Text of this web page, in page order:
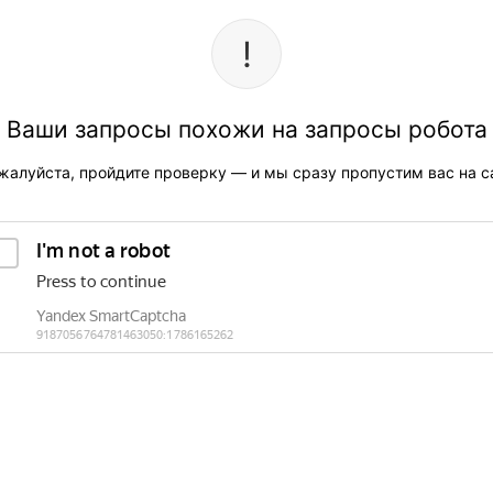
Ваши запросы похожи на запросы робота
пройдите проверку — и мы сразу пропустим вас на